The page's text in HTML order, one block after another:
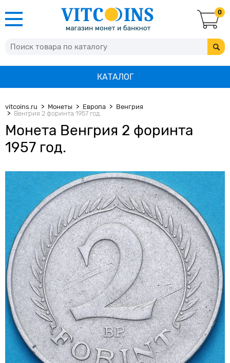
0
КАТАЛОГ
vitcoins.ru Монеты Европа
Венгрия
Венгрия 2 форинта 1957 год.
Монета Венгрия 2 форинта
1957 год.